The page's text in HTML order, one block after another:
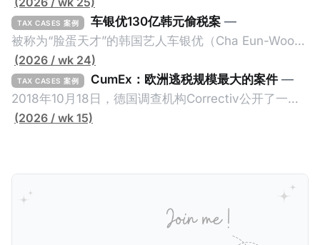
TAX CASES 案例 车银优130亿韩元偷税案 —
被称为“脸蛋天才”的韩国艺人车银优（Cha Eun-Woo，
原名：李东敏）以零瑕疵的完美人设著称。但是，在
2026年1月，韩国国税厅的一纸追缴超过200亿韩元
（折合约8900万人民币）通知，将其推向了涉嫌逃避
缴纳所得税的舆论风口浪尖。 经过事情发展多月，最后
缴税款的记录。虽然他已经公开承认错误，但这一风波
已彻底重创其公众形象，导致多项高奢代言流产。不
过，他不至于被“封杀”，2026年5月15日Netflix的奇幻
动作喜剧《超能路人甲》正式上线，车银优在剧中饰演
(2026 / wk 24)
TAX CASES 案例 CumEx：欧洲逃税规模最大的案件 —
2018年10月18日，德国调查机构Correctiv公开了一件
跨越十多年及横跨多个国家的逃税案，涉税金额超过
家金融机构，并引致了多家机构被起诉，部分甚至因而
破产。这一篇文章将会结合Correctiv、经合组织、
amaBhungane等国际组织的报告及文章，来给大家剖
(2026 / wk 15)